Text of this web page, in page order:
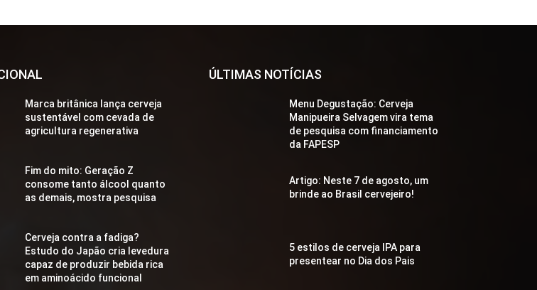
Marca britânica lança cerveja
sustentável com cevada de
agricultura regenerativa
Fim do mito: Geração Z
consome tanto álcool quanto
as demais, mostra pesquisa
Cerveja contra a fadiga?
Estudo do Japão cria levedura
capaz de produzir bebida rica
em aminoácido funcional
ÚLTIMAS NOTÍCIAS
Menu Degustação: Cerveja
Manipueira Selvagem vira tema
de pesquisa com financiamento
da FAPESP
Artigo: Neste 7 de agosto, um
brinde ao Brasil cervejeiro!
5 estilos de cerveja IPA para
presentear no Dia dos Pais